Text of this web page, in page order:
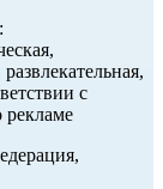
с
рекламе